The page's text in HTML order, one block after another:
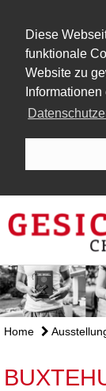
Diese
funktionale
Website zu
Home